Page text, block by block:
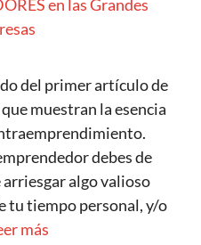
del primer artículo de
muestran la esencia
debes de
arriesgar algo valioso
tu tiempo personal, y/o
más